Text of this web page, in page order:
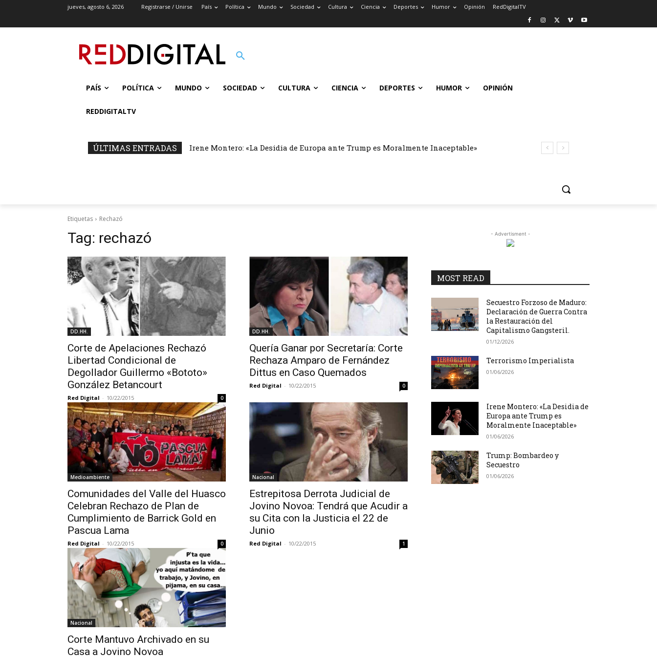
jueves, agosto 6, 2026 Registrarse / Unirse País Política Mundo Sociedad Cultura Ciencia Deportes Humor Opinión RedDigitalTV
PAÍS POLÍTICA MUNDO SOCIEDAD CULTURA CIENCIA DEPORTES HUMOR OPINIÓN
REDDIGITALTV
ÚLTIMAS ENTRADAS Irene Montero: «La Desidia de Europa ante Trump es Moralmente Inaceptable»
Etiquetas Rechazó
Tag: rechazó
DD.HH.
Corte de Apelaciones Rechazó
Libertad Condicional de
Degollador Guillermo «Bototo»
González Betancourt
Red Digital - 10/22/2015 0
DD.HH.
Quería Ganar por Secretaría: Corte
Rechaza Amparo de Fernández
Dittus en Caso Quemados
Red Digital - 10/22/2015 0
Medioambiente
Comunidades del Valle del Huasco
Celebran Rechazo de Plan de
Cumplimiento de Barrick Gold en
Pascua Lama
Red Digital - 10/22/2015 0
Nacional
Estrepitosa Derrota Judicial de
Jovino Novoa: Tendrá que Acudir a
su Cita con la Justicia el 22 de
Junio
Red Digital - 10/22/2015 1
Nacional
Corte Mantuvo Archivado en su
Casa a Jovino Novoa
- Advertisment -
MOST READ
Secuestro Forzoso de Maduro:
Declaración de Guerra Contra
la Restauración del
Capitalismo Gangsteril.
01/12/2026
Terrorismo Imperialista
01/06/2026
Irene Montero: «La Desidia de
Europa ante Trump es
Moralmente Inaceptable»
01/06/2026
Trump: Bombardeo y
Secuestro
01/06/2026